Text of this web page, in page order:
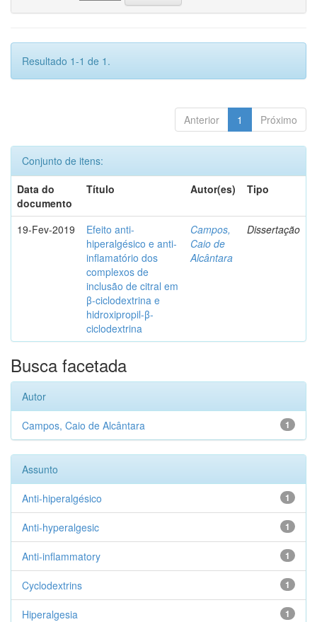
Resultado 1-1 de 1.
Anterior 1 Próximo
Conjunto de itens:
Data do
documento
Título Autor(es) Tipo
19-Fev-2019
Efeito anti-
hiperalgésico e anti-
inflamatório dos
complexos de
inclusão de citral em
β-ciclodextrina e
hidroxipropil-β-
ciclodextrina
Campos,
Caio de
Alcântara
Dissertação
Busca facetada
Autor
1
Campos, Caio de Alcântara
Assunto
1
Anti-hiperalgésico
1
Anti-hyperalgesic
1
Anti-inflammatory
1
Cyclodextrins
1
Hiperalgesia